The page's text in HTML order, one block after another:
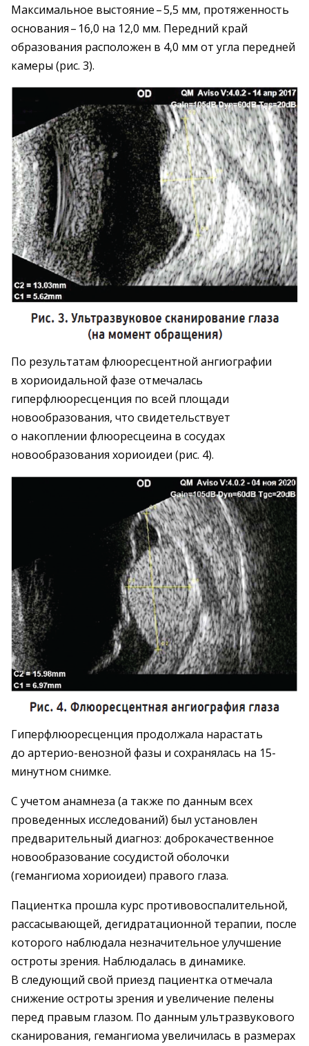
Максимальное выстояние – ​5,5 мм, протяженность
основания – ​16,0 на 12,0 мм. Передний край
образования расположен в 4,0 мм от угла передней
камеры (рис. 3).
По результатам флюоресцентной ангиографии
в хориоидальной фазе отмечалась
гиперфлюоресценция по всей площади
новообразования, что свидетельствует
о накоплении флюоресцеина в сосудах
новообразования хориоидеи (рис. 4).
Гиперфлюоресценция продолжала нарастать
до артерио-венозной фазы и сохранялась на 15-
минутном снимке.
С учетом анамнеза (а также по данным всех
проведенных ­исследований) был ­установлен
предварительный диа­гноз: доброкачественное
новообразование сосудистой оболочки
(гемангиома хориоидеи) правого глаза.
Пациентка прошла курс противо­воспалительной,
рассасывающей, дегидратационной терапии, после
которого наблюдала незначительное улучшение
остроты зрения. Наблюдалась в динамике.
В следующий свой приезд пациентка отмечала
снижение остроты зрения и увеличение пелены
перед правым глазом. По данным ультра­звукового
сканирования, гемангиома увеличилась в размерах